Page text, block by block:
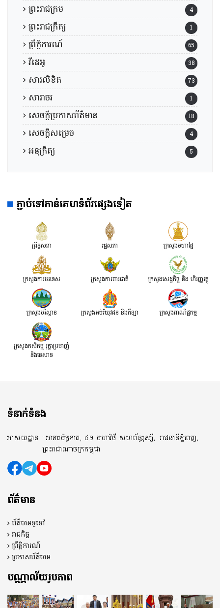
ព្រះរាជក្រម 4
ព្រះរាជក្រឹត្យ 1
ព្រឹត្តិការណ៍ 65
វីដេអូ 38
សារលិខិត 73
សារាចរ 1
សេចក្តីប្រកាសព័ត៌មាន 18
សេចក្តីសម្រេច 4
អនុក្រឹត្យ 5
ភ្ជាប់ទៅកាន់គេហទំព័រផ្សេងទៀត
ព្រឹទ្ធសភា រដ្ឋសភា ក្រសួងមហាផ្ទៃ
ក្រសួងការបរទេស ក្រសួងការពារជាតិ ក្រសួង​សេដ្ឋកិច្ច និង ហិរញ្ញវត្ថុ
ក្រសួងបរិស្ថាន ក្រសួងអប់រំយុវជន និងកីឡា ក្រសួងពាណិជ្ជកម្ម
ក្រសួងកសិកម្ម រុក្ខាប្រមាញ់
និងនេសាទ
ទំនាក់ទំនង
អាសយដ្ឋាន : អាគារមិត្តភាព, ៤១ មហាវិថី សហព័ន្ធរុស្សី, រាជធានីភ្នំពេញ,
ព្រះរាជាណាចក្រកម្ពុជា
ព័ត៌មាន
ព័ត៌មានទូទៅ
រាជកិច្ច
ព្រឹត្តិការណ៍
ប្រកាសព័ត៌មាន
បណ្ណាល័យរូបភាព